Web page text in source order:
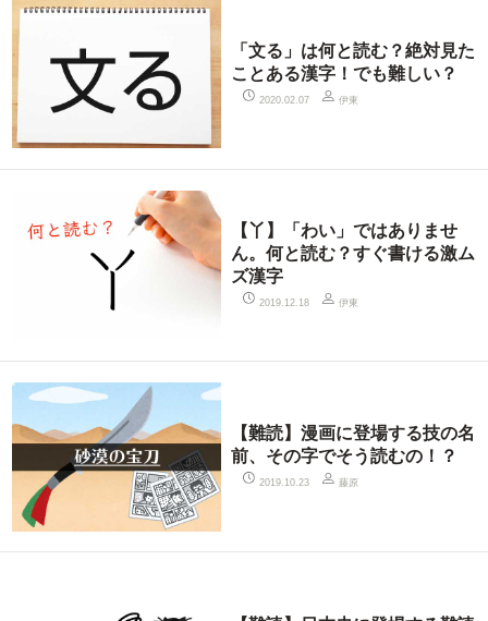
「文る」は何と読む？絶対見た
ことある漢字！でも難しい？
2020.02.07 伊東
【丫】「わい」ではありませ
ん。何と読む？すぐ書ける激ム
ズ漢字
2019.12.18 伊東
【難読】漫画に登場する技の名
前、その字でそう読むの！？
2019.10.23 藤原